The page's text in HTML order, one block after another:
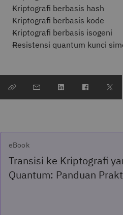
Kriptografi berbasis hash
Kriptografi berbasis kode
Kriptografi berbasis isogeni
Resistensi quantum kunci
eBook
Transisi ke Kriptografi
Quantum: Panduan